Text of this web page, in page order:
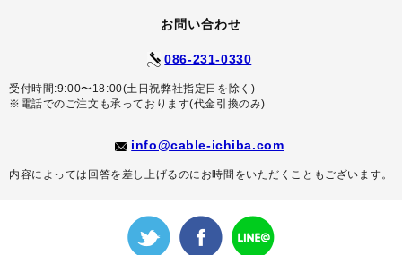
お問い合わせ
086-231-0330
受付時間:9:00〜18:00(土日祝弊社指定日を除く)
※電話でのご注文も承っております(代金引換のみ)
info@cable-ichiba.com
内容によっては回答を差し上げるのにお時間をいただくこともございます。